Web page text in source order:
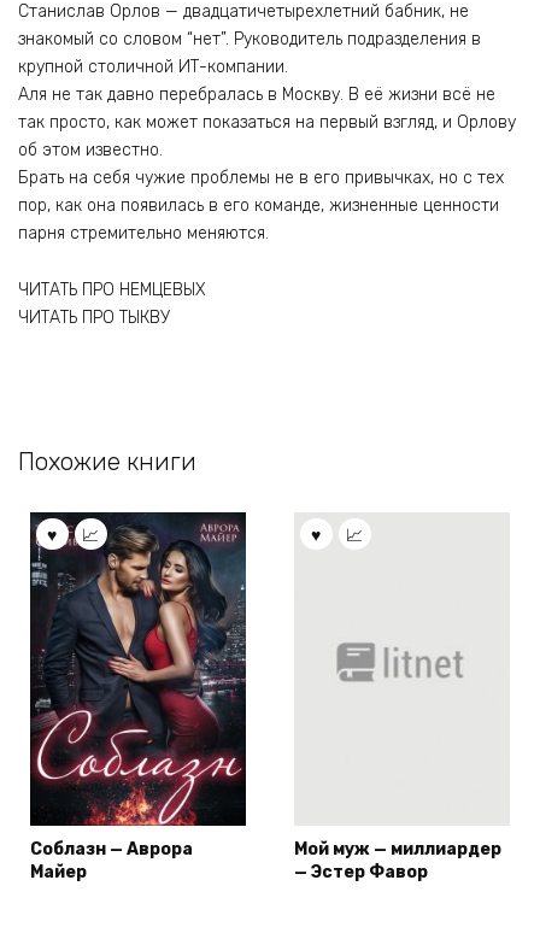
Станислав Орлов — двадцатичетырехлетний бабник, не
знакомый со словом “нет”. Руководитель подразделения в
крупной столичной ИТ-компании.
Аля не так давно перебралась в Москву. В её жизни всё не
так просто, как может показаться на первый взгляд, и Орлову
об этом известно.
Брать на себя чужие проблемы не в его привычках, но с тех
пор, как она появилась в его команде, жизненные ценности
парня стремительно меняются.
ЧИТАТЬ ПРО НЕМЦЕВЫХ
ЧИТАТЬ ПРО ТЫКВУ
Похожие книги
Соблазн — Аврора
Майер
Мой муж — миллиардер
— Эстер Фавор